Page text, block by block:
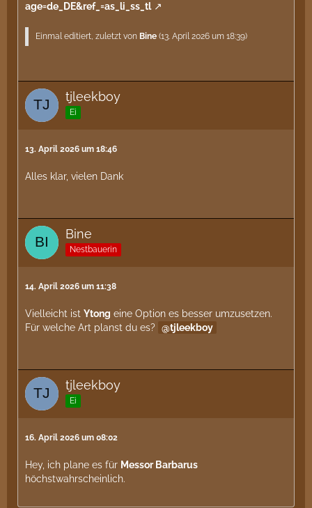
age=de_DE&ref_=as_li_ss_tl
Einmal editiert, zuletzt von Bine (13. April 2026 um 18:39)
tjleekboy
Ei
13. April 2026 um 18:46
Alles klar, vielen Dank
Bine
Nestbauerin
14. April 2026 um 11:38
Vielleicht ist Ytong eine Option es besser umzusetzen.
Für welche Art planst du es?
tjleekboy
tjleekboy
Ei
16. April 2026 um 08:02
Hey, ich plane es für Messor Barbarus
höchstwahrscheinlich.